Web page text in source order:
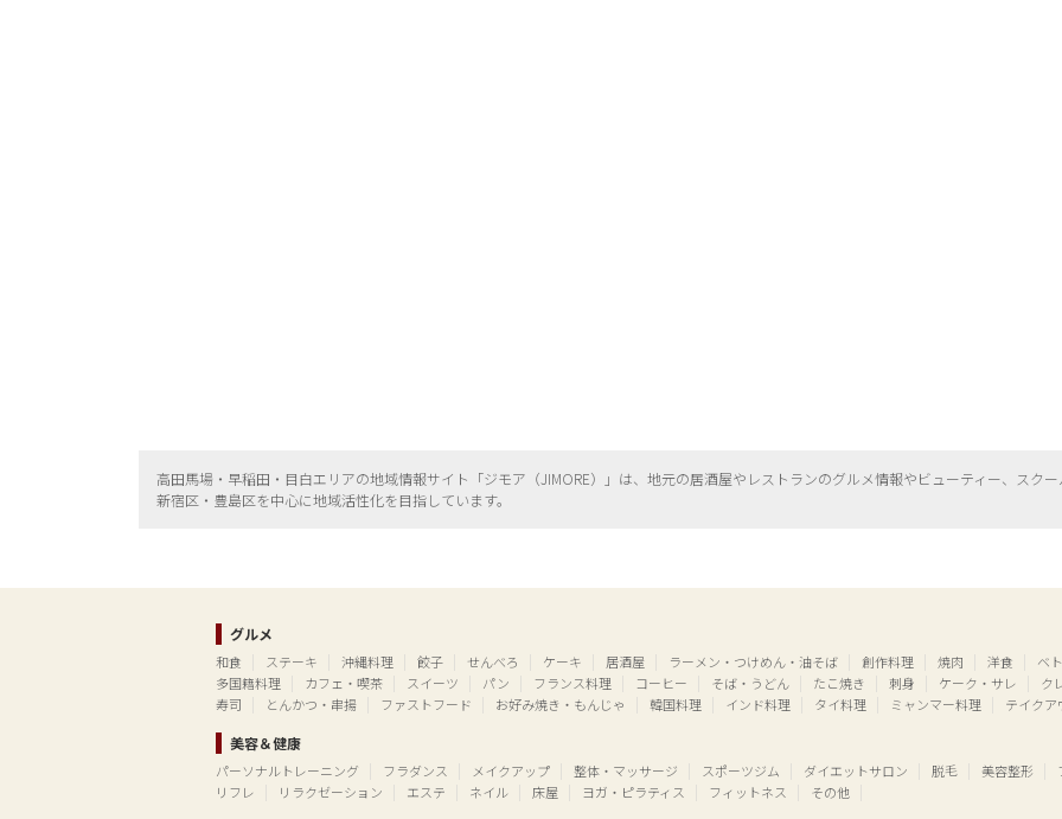
高田馬場・早稲田・目白エリアの地域情報サイト「ジモア（JIMORE）」は、地元の居酒屋やレストランのグルメ情報やビューティー、 スク
新宿区・ 豊島区を中心に地域活性化を目指しています。
グルメ
和食 ステーキ 沖縄料理 餃子 せんべろ ケーキ 居酒屋 ラーメン・つけめん・油そば 創作料理 焼肉 洋食
ベ
多国籍料理
カフェ・喫茶 スイーツ パン フランス料理 コーヒー そば・うどん たこ焼き 刺身 ケーク・サレ
ク
寿司
とんかつ・串揚 ファストフード お好み焼き・もんじゃ 韓国料理 インド料理 タイ料理 ミャンマー料理 テイクア
美容＆健康
パーソナルトレーニング フラダンス メイクアップ 整体・マッサージ スポーツジム ダイエットサロン 脱毛 美容整形
リフレ
リラクゼーション エステ ネイル 床屋 ヨガ・ピラティス フィットネス その他